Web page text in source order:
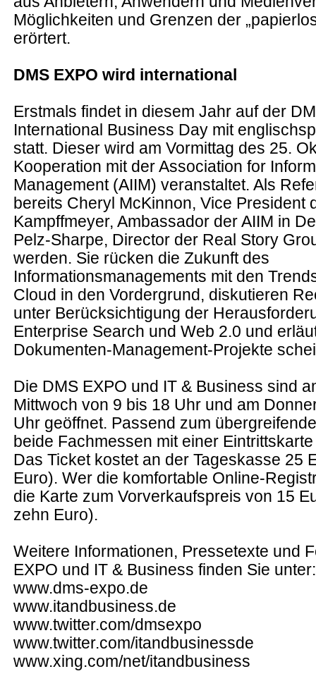
Möglichkeiten und Grenzen der
erörtert.
DMS EXPO wird international
Erstmals findet in diesem Jahr auf der
International Business Day mit
statt. Dieser wird am Vormittag des 25.
Kooperation mit der Association for
Management (AIIM) veranstaltet. Als
bereits Cheryl McKinnon, Vice President
Kampffmeyer, Ambassador der AIIM in
Pelz-Sharpe, Director der Real Story
werden. Sie rücken die Zukunft des
Informationsmanagements mit den
Cloud in den Vordergrund, diskutieren
unter Berücksichtigung der
Enterprise Search und Web 2.0 und
Dokumenten-Management-Projekte
Die DMS EXPO und IT & Business sind
Mittwoch von 9 bis 18 Uhr und am
Uhr geöffnet. Passend zum
beide Fachmessen mit einer
Das Ticket kostet an der Tageskasse 25
Euro). Wer die komfortable Online-
die Karte zum Vorverkaufspreis von 15
zehn Euro).
Weitere Informationen, Pressetexte und
EXPO und IT & Business finden Sie unter:
www.dms-expo.de
www.itandbusiness.de
www.twitter.com/dmsexpo
www.twitter.com/itandbusinessde
www.xing.com/net/itandbusiness